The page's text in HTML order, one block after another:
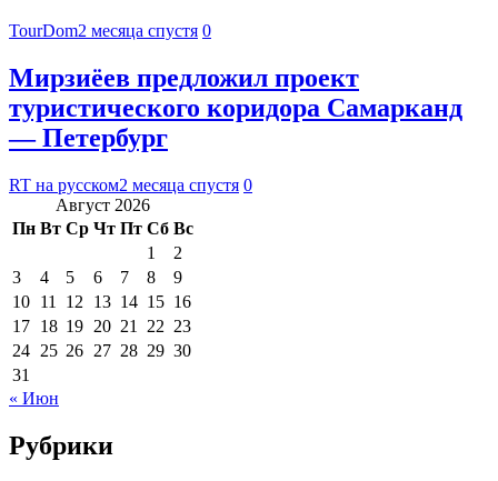
TourDom2 месяца спустя 0
Мирзиёев предложил проект
туристического коридора Самарканд
— Петербург
RT на русском2 месяца спустя 0
Август 2026
Пн Вт Ср Чт Пт Сб Вс
1
2
3
4 5 6 7 8
9
10 11 12 13 14 15 16
17 18 19 20 21 22 23
24 25 26 27 28 29 30
31
« Июн
Рубрики